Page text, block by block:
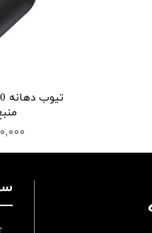
منبع
۵۰۰,۰۰۰